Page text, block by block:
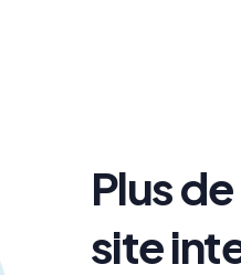
Plus de
site